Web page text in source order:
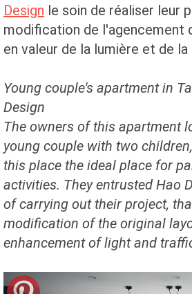
Design le soin de réaliser leur
modification de l'agencement
en valeur de la lumière et de
Young couple's apartment in
Design
The owners of this apartment
young couple with two
this place the ideal place for
activities. They entrusted Hao
of carrying out their project,
modification of the original
enhancement of light and